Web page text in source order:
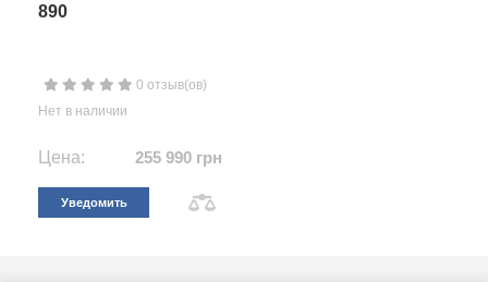
890
0 отзыв(ов)
Нет в наличии
Цена: 255 990 грн
Уведомить